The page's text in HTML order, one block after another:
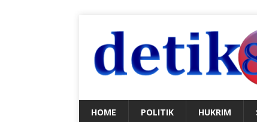
HOME POLITIK HUKRIM